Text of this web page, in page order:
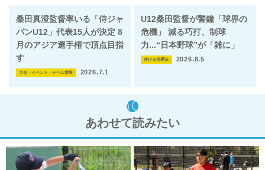
桑田真澄監督率いる「侍ジャ
パンU12」代表15人が決定 8
月のアジア選手権で頂点目指
す
大会・イベント・チーム情報 2026.7.1
U12桑田監督が警鐘「球界の
危機」 減る巧打、制球
力...“日本野球”が「雑に」
伸びる指導法 2026.8.5
あわせて読みたい